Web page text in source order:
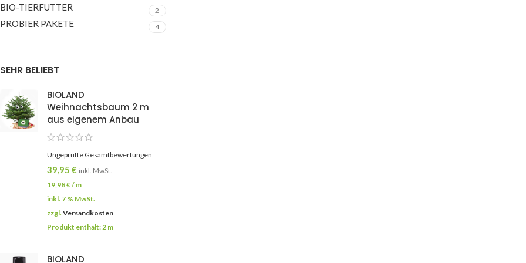
BIO-TIERFUTTER 2
PROBIER PAKETE 4
SEHR BELIEBT
BIOLAND
Weihnachtsbaum 2 m
aus eigenem Anbau
Ungeprüfte Gesamtbewertungen
39,95 € inkl. MwSt.
19,98€/ m
inkl. 7 % MwSt.
zzgl.Versandkosten
Produkt enthält: 2 m
BIOLAND